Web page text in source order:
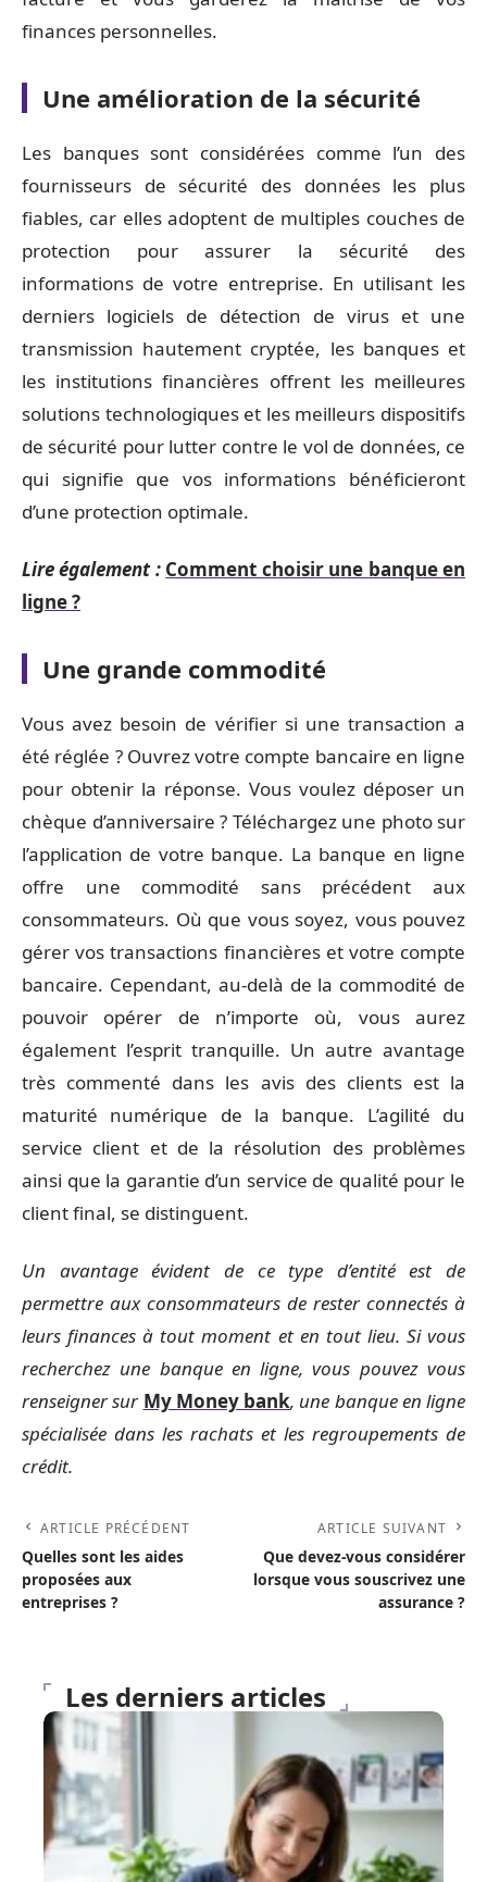
finances personnelles.
Une amélioration de la sécurité
Les banques sont considérées comme l’un des
fournisseurs de sécurité des données les plus
fiables, car elles adoptent de multiples couches de
protection pour assurer la sécurité des
informations de votre entreprise. En utilisant les
derniers logiciels de détection de virus et une
transmission hautement cryptée, les banques et
les institutions financières offrent les meilleures
solutions technologiques et les meilleurs dispositifs
de sécurité pour lutter contre le vol de données, ce
qui signifie que vos informations bénéficieront
d’une protection optimale.
Lire également : Comment choisir une banque en
ligne ?
Une grande commodité
Vous avez besoin de vérifier si une transaction a
été réglée ? Ouvrez votre compte bancaire en ligne
pour obtenir la réponse. Vous voulez déposer un
chèque d’anniversaire ? Téléchargez une photo sur
l’application de votre banque. La banque en ligne
offre une commodité sans précédent aux
consommateurs. Où que vous soyez, vous pouvez
gérer vos transactions financières et votre compte
bancaire. Cependant, au-delà de la commodité de
pouvoir opérer de n’importe où, vous aurez
également l’esprit tranquille. Un autre avantage
très commenté dans les avis des clients est la
maturité numérique de la banque. L’agilité du
service client et de la résolution des problèmes
ainsi que la garantie d’un service de qualité pour le
client final, se distinguent.
Un avantage évident de ce type d’entité est de
permettre aux consommateurs de rester connectés à
leurs finances à tout moment et en tout lieu. Si vous
recherchez une banque en ligne, vous pouvez vous
renseigner sur My Money bank, une banque en ligne
spécialisée dans les rachats et les regroupements de
crédit.
ARTICLE PRÉCÉDENT
Quelles sont les aides
proposées aux
entreprises ?
ARTICLE SUIVANT
Que devez-vous considérer
lorsque vous souscrivez une
assurance ?
Les derniers articles